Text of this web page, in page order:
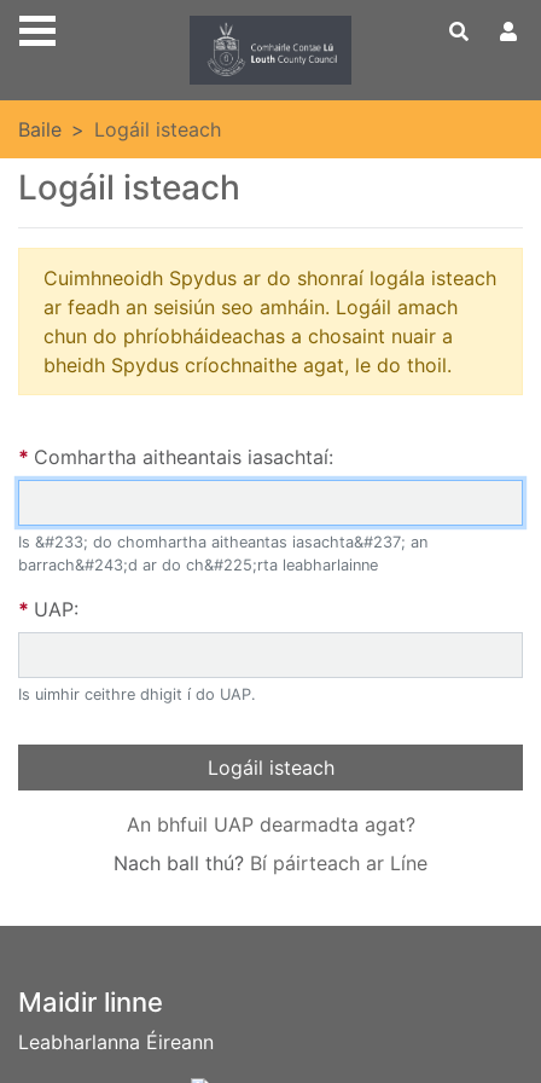
Skip to main content
Baile Logáil isteach
Logáil isteach
Cuimhneoidh Spydus ar do shonraí logála isteach
ar feadh an seisiún seo amháin. Logáil amach
chun do phríobháideachas a chosaint nuair a
bheidh Spydus críochnaithe agat, le do thoil.
Spydus login
Comhartha aitheantais iasachtaí:
Is &#233; do chomhartha aitheantas iasachta&#237; an
barrach&#243;d ar do ch&#225;rta leabharlainne
UAP:
Is uimhir ceithre dhigit í do UAP.
Logáil isteach
An bhfuil UAP dearmadta agat?
Nach ball thú? Bí páirteach ar Líne
BUNTÁSC
Maidir linne
Leabharlanna Éireann